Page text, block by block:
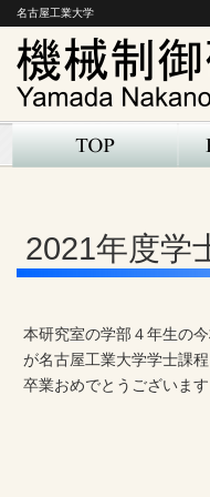
名古屋工業大学
2021年度学
本研究室の学部４年生の
が名古屋工業大学学士課
卒業おめでとうございます